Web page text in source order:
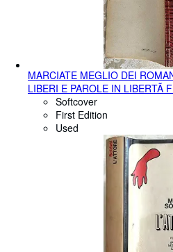
MARCIATE MEGLIO DEI
LIBERI E PAROLE IN LIBERTÃ
Softcover
First Edition
Used